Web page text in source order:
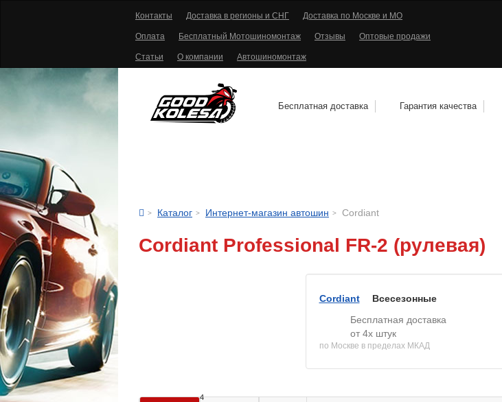
Контакты Доставка в регионы и СНГ Доставка по Москве и МО
Оплата Бесплатный Мотошиномонтаж Отзывы Оптовые продажи
Статьи О компании Автошиномонтаж
Бесплатная доставка Гарантия качества
Каталог Интернет-магазин автошин Cordiant
Cordiant Professional FR-2 (рулевая)
Cordiant
Всесезонные
Бесплатная доставка
от 4х штук
по Москве в пределах МКАД
4